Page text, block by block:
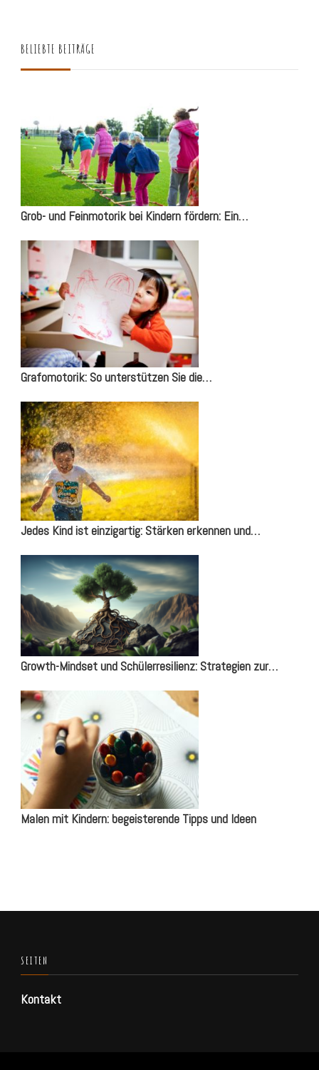
BELIEBTE BEITRÄGE
Grob- und Feinmotorik bei Kindern fördern: Ein…
Grafomotorik: So unterstützen Sie die…
Jedes Kind ist einzigartig: Stärken erkennen und…
Growth-Mindset und Schülerresilienz: Strategien zur…
Malen mit Kindern: begeisterende Tipps und Ideen
SEITEN
Kontakt